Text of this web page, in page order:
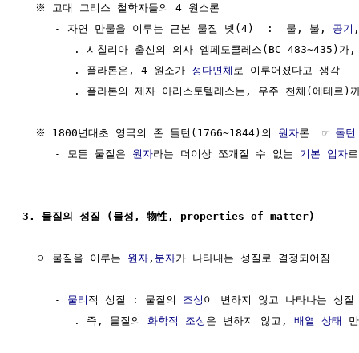
  ※ 고대 그리스 철학자들의 4 원소론
     - 자연 만물을 이루는 근본 물질 넷(4)  :  물, 불,
공기
. 시칠리아 출신의 의사 엠페도클레스(BC 483~435)가,
        . 플라톤은, 4 원소가
정다면체 로 이루어졌다고 생각
. 플라톤의 제자 아리스토텔레스는, 우주 천체(에테르)
  ※ 1800년대초 영국의 존 돌턴(1766~1844)의
원자론  ☞ 돌
     - 모든 물질은
원자라는 더이상 쪼개질 수 없는 기본 입자
3. 물질의 성질 (물성, 物性, properties of matter)
  ㅇ 물질을 이루는
원자 , 분자가 나타내는 성질로 결정되어짐
     -
물리 적 성질 : 물질의 조성 이 변하지 않고 나타나는 성질
        . 즉, 물질의
화학적 조성 은 변하지 않고, 배열 상태